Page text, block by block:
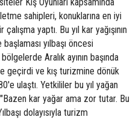
sahipleri, konuklarına en iyi
yaptı. Bu yıl kar yağışının
yılbaşı öncesi
Aralık ayının başında
geçirdi ve kış turizmine dönük
ulaştı. Yetkililer bu yıl yağan
kar yağar ama zor tutar. Bu
dolayısıyla turizm